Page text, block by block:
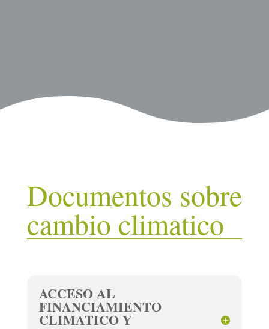
Documentos sobre
cambio climatico
ACCESO AL
FINANCIAMIENTO
CLIMATICO Y